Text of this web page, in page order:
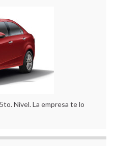
Nivel. La empresa te lo